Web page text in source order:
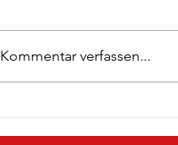
Uhlenfänger 🦉⚽️
Kommentar verfassen...